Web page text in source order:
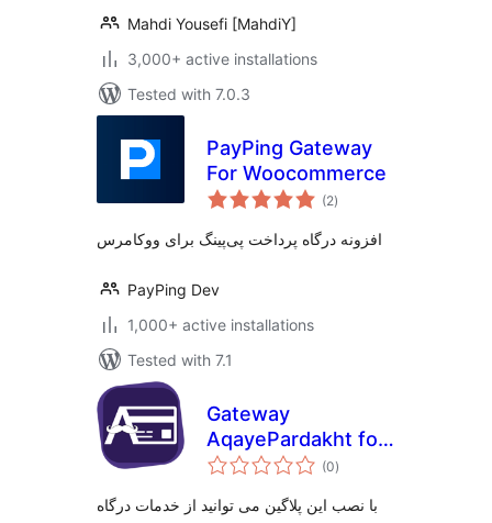
Mahdi Yousefi [MahdiY]
3,000+ active installations
Tested with 7.0.3
PayPing Gateway
For Woocommerce
(2total
ratings
)
افزونه درگاه پرداخت پی‌پینگ برای ووکامرس
PayPing Dev
1,000+ active installations
Tested with 7.1
Gateway
AqayePardakht for
Gravity Forms
(0total
ratings
)
با نصب این پلاگین می توانید از خدمات درگاه